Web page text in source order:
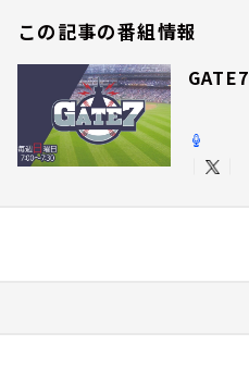
この記事の番組情報
GATE7